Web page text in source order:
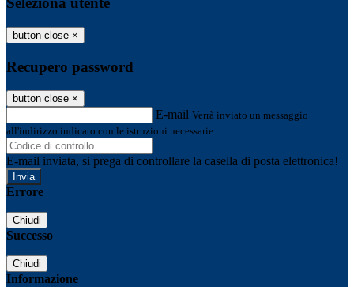
button close ×
Recupero password
button close ×
E-mail Verrà inviato un messaggio
all'indirizzo indicato con le istruzioni necessarie.
E-mail inviata, si prega di controllare la casella di posta elettronica!
Errore
Chiudi
Successo
Chiudi
Informazione